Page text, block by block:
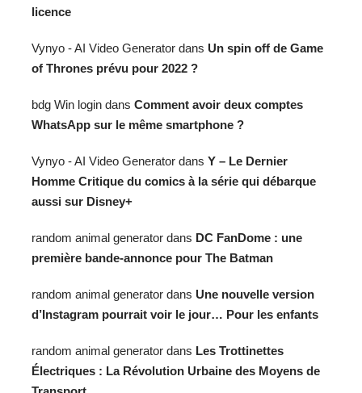
licence
Vynyo - AI Video Generator dans Un spin off de Game
of Thrones prévu pour 2022 ?
bdg Win login dans Comment avoir deux comptes
WhatsApp sur le même smartphone ?
Vynyo - AI Video Generator dans Y – Le Dernier
Homme Critique du comics à la série qui débarque
aussi sur Disney+
random animal generator dans DC FanDome : une
première bande-annonce pour The Batman
random animal generator dans Une nouvelle version
d’Instagram pourrait voir le jour… Pour les enfants
random animal generator dans Les Trottinettes
Électriques : La Révolution Urbaine des Moyens de